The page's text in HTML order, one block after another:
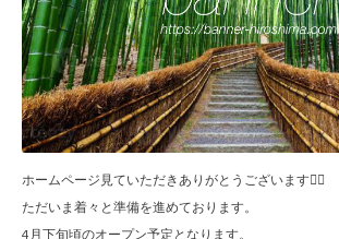
ホームページ見ていただきありがとうございます🙇‍♂️
ただいま着々と準備を進めております。
4月下旬頃のオープン予定となります。